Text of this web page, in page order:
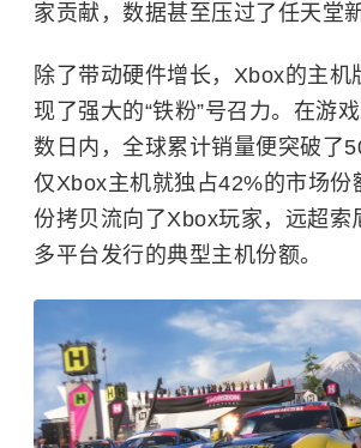
家贡献，数据甚至压过了任天堂
除了带动硬件增长，Xbox的主机
现了强大的“铁粉”号召力。在游
数日内，全球累计销量便突破了
仅Xbox主机就独占42%的市场份
份拷贝流向了Xbox玩家，远超索
多平台发行的典型主机份额。